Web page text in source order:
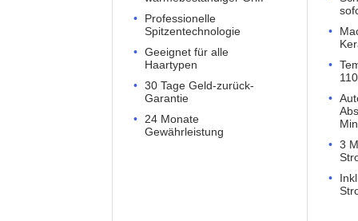
Professionelle
Spitzentechnologie
Geeignet für alle
Haartypen
30 Tage Geld-zurück-
Garantie
24 Monate
Gewährleistung
3